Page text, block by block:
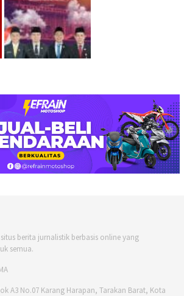
berita jurnalistik berbasis online yang
semua.
A3 No.07 Karang Harapan, Tarakan Barat, Kota